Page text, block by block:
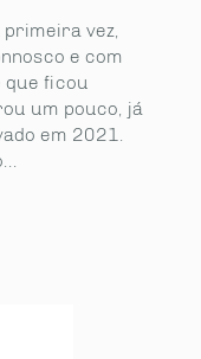
vez,
e com
que ficou
um pouco, já
em 2021.